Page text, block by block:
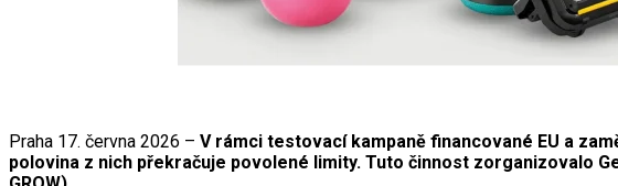
Praha 17. června 2026 – V rámci testovací kampaně financované EU a
polovina z nich překračuje povolené limity. Tuto činnost zorganizovalo